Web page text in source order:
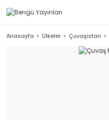
Anasayfa Ülkeler Çuvaşistan